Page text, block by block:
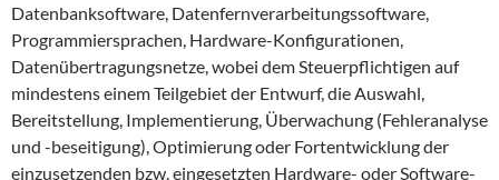
Datenbanksoftware, Datenfernverarbeitungssoftware,
Programmiersprachen, Hardware-Konfigurationen,
Datenübertragungsnetze, wobei dem Steuerpflichtigen auf
mindestens einem Teilgebiet der Entwurf, die Auswahl,
Bereitstellung, Implementierung, Überwachung (Fehleranalyse
und -beseitigung), Optimierung oder Fortentwicklung der
einzusetzenden bzw. eingesetzten Hardware- oder Software-